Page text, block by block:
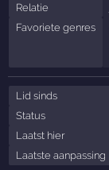
Relatie
Favoriete genres
Lid sinds
Status
Laatst hier
Laatste aanpassing